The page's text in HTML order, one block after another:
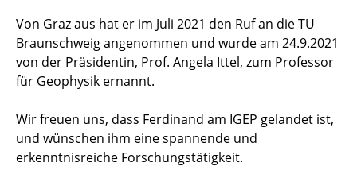
Von Graz aus hat er im Juli 2021 den Ruf an die TU
Braunschweig angenommen und wurde am 24.9.2021
von der Präsidentin, Prof. Angela Ittel, zum Professor
für Geophysik ernannt.
Wir freuen uns, dass Ferdinand am IGEP gelandet ist,
und wünschen ihm eine spannende und
erkenntnisreiche Forschungstätigkeit.